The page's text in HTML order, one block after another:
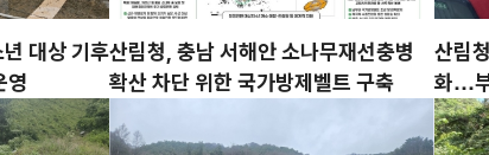
대상 기후
영
산림청, 충남 서해안 소나무재선충병
확산 차단 위한 국가방제벨트 구축
산림
화…